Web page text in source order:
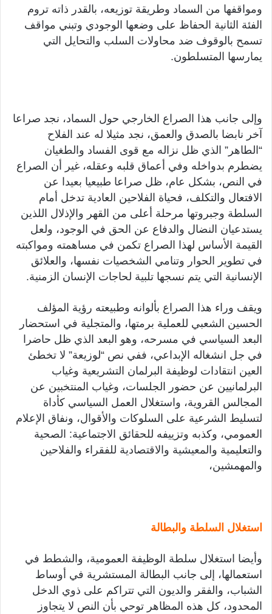
ومواقفها من السماد وطريقة توزيعه، بالقدر ذاته تروم
الفئة الثانية الحفاظ على وضعها الوجودي وتبني مواقف
تسمح بالوقوف ضد محاولات السلب والتحايل التي
يمارسها المتسلطون.
وإلى جانب هذا الصراع الخارجي حول السماد، نجد صراعا
آخر نابضا بالصدق والعمق، نجد مثيلا له عند الفلاح
“الطاهر” الذي ظل نزاله مع قوى الفساد والطغيان
يضطرم بدواخله وفي أعماق قلبه وعقله، غير أن الصراع
في النص، بشكل عام، ظل صراعا طبيعيا بعيدا عن
الافتعال والتكلف، فحياة الفلاحين العادية تدخل أمام
السلطة وجبروتها مرحلة أعلى من القهر والإذلال اللذين
يستدعيان النضال والدفاع عن الحق في الوجود، ولعل
القيمة الأساس لهذا الصراع تكمن في مساهمته ومواكبته
في تطوير الحوار وتنامي الشخصيات نفسها، والعلائق
الإنسانية التي يتم نسجها تلبية لحاجات الإنسان الزمنية.
ويقف وراء هذا الصراع بألوانه وطبيعته رؤية المؤلف
الحسين الشعبي للعملية برمتها، والمتجلية في استحضار
البعد السياسي في مسرحه، وهو البعد الذي ظل حاضرا
في جل انشغاله الإبداعي، ففي نص “لوزيعة” لا تخطئ
العين انتقادات لوظيفة البرلمان التشريعية وغياب
البرلمانيين عن حضور الجلسات، وغياب المنتخبين عن
المجالس القروية، واستغلال العمل السياسي كأداة
لتسليط الشرعية على السلوكات والأقوال، ونفاق الإعلام
العمومي، وكذبه وتزييفه للحقائق الاجتماعية: الصحية
والتعليمية والمعيشية والاقتصادية للفقراء والفلاحين
والمهمشين،
استغلال السلطة والبطالة
وأيضا استغلال سلطة الوظيفة العمومية، والشطط في
استعمالها، إلى جانب البطالة المستشرية في أوساط
الشباب، والفقر والديون التي تتراكم على ذوي الدخل
المحدود، كل هذه المظاهر توحي بأن النص لا يتجاوز